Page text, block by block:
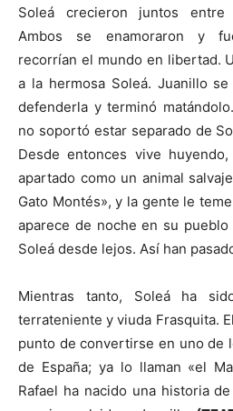
Soleá crecieron juntos entre
Ambos se enamoraron y
recorrían el mundo en libertad.
a la hermosa Soleá. Juanillo
defenderla y terminó
no soportó estar separado de
Desde entonces vive
apartado como un animal
Gato Montés», y la gente le
aparece de noche en su
Soleá desde lejos. Así han
Mientras tanto, Soleá ha
terrateniente y viuda Frasquita.
punto de convertirse en uno de
de España; ya lo llaman «el
Rafael ha nacido una historia